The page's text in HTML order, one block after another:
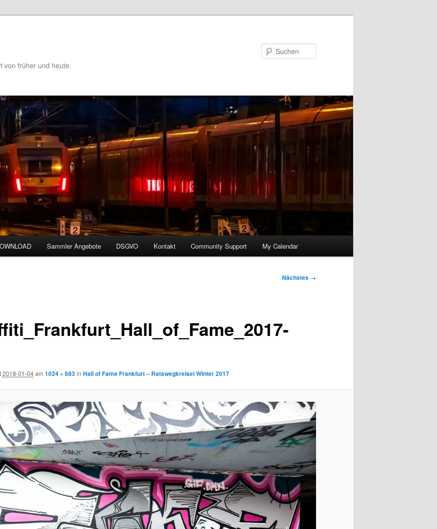
von früher und heute.
Sammler Angebote DSGVO Kontakt Community Support My Calendar
Nächstes →
2018-01-04am 1024 × 683in Hall of Fame Frankfurt – Ratswegkreisel Winter 2017